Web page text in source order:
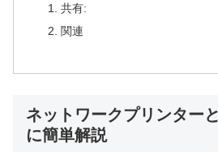
共有:
関連
ネットワークプリンター
に簡単解説